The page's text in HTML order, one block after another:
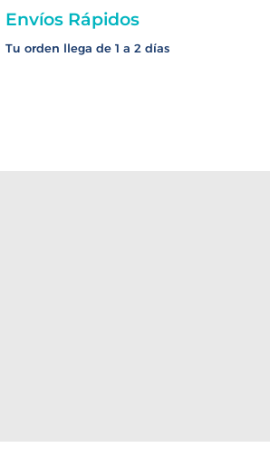
Envíos Rápidos
Tu orden llega de 1 a 2 días